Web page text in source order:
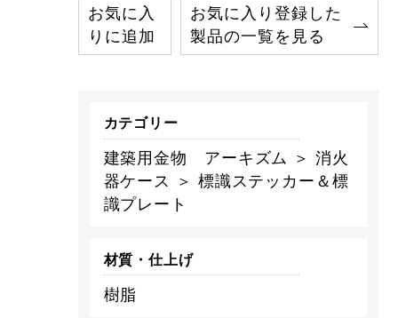
お気に入
りに追加
お気に入り登録した
製品の一覧を見る
カテゴリー
建築用金物 アーキズム ＞ 消火
器ケース ＞ 標識ステッカー＆標
識プレート
材質・仕上げ
樹脂